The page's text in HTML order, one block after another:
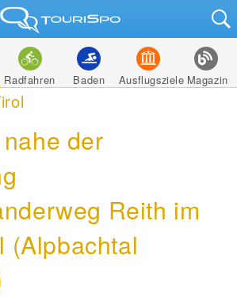
Radfahren Baden Ausflugsziele Magazin
der
Reith im
(Alpbachtal